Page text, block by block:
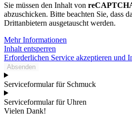
Sie müssen den Inhalt von
abzuschicken. Bitte beachten Sie, dass
Drittanbietern ausgetauscht werden.
Mehr Informationen
Inhalt entsperren
Erforderlichen Service akzeptieren und
Absenden
Serviceformular für Schmuck
Serviceformular für Uhren
Vielen Dank!